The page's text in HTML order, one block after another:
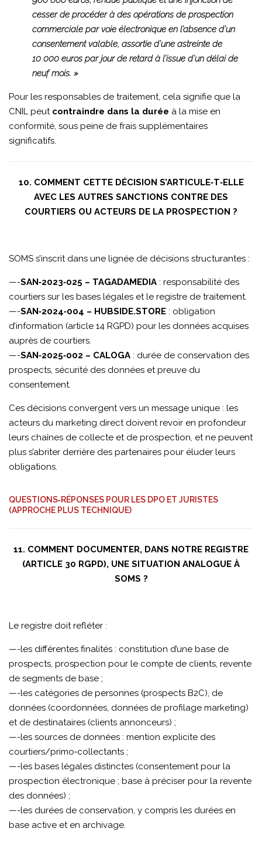
cesser de procéder à des opérations de prospection
commerciale par voie électronique en l’absence d’un
consentement valable, assortie d’une astreinte de
10 000 euros par jour de retard à l’issue d’un délai de
neuf mois. »
Pour les responsables de traitement, cela signifie que la
CNIL peut contraindre dans la durée à la mise en
conformité, sous peine de frais supplémentaires
significatifs.
10. COMMENT CETTE DÉCISION S’ARTICULE‑T‑ELLE
AVEC LES AUTRES SANCTIONS CONTRE DES
COURTIERS OU ACTEURS DE LA PROSPECTION ?
SOMS s’inscrit dans une lignée de décisions structurantes :
—-SAN‑2023‑025 – TAGADAMEDIA : responsabilité des
courtiers sur les bases légales et le registre de traitement.
—-SAN‑2024‑004 – HUBSIDE.STORE : obligation
d’information (article 14 RGPD) pour les données acquises
auprès de courtiers.
—-SAN‑2025‑002 – CALOGA : durée de conservation des
prospects, sécurité des données et preuve du
consentement.
Ces décisions convergent vers un message unique : les
acteurs du marketing direct doivent revoir en profondeur
leurs chaînes de collecte et de prospection, et ne peuvent
plus s’abriter derrière des partenaires pour éluder leurs
obligations.
QUESTIONS‑RÉPONSES POUR LES DPO ET JURISTES
(APPROCHE PLUS TECHNIQUE)
11. COMMENT DOCUMENTER, DANS NOTRE REGISTRE
(ARTICLE 30 RGPD), UNE SITUATION ANALOGUE À
SOMS ?
Le registre doit refléter :
—-les différentes finalités : constitution d’une base de
prospects, prospection pour le compte de clients, revente
de segments de base ;
—-les catégories de personnes (prospects B2C), de
données (coordonnées, données de profilage marketing)
et de destinataires (clients annonceurs) ;
—-les sources de données : mention explicite des
courtiers/primo‑collectants ;
—-les bases légales distinctes (consentement pour la
prospection électronique ; base à préciser pour la revente
des données) ;
—-les durées de conservation, y compris les durées en
base active et en archivage.